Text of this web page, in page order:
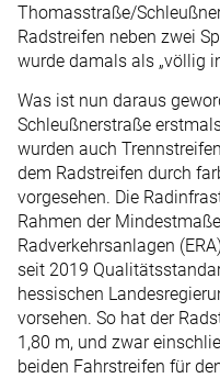
Thomasstraße/
Radstreifen neben zwei
wurde damals als „völlig
Was ist nun daraus
Schleußnerstraße
wurden auch
dem Radstreifen durch
vorgesehen. Die
Rahmen der
Radverkehrsanlagen
seit 2019
hessischen
vorsehen. So hat der
1,80 m, und zwar
beiden Fahrstreifen für